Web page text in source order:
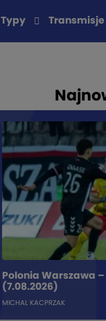
Typy Transmisje
Polonia Warszawa
(7.08.2026)
MICHAL KACPRZAK